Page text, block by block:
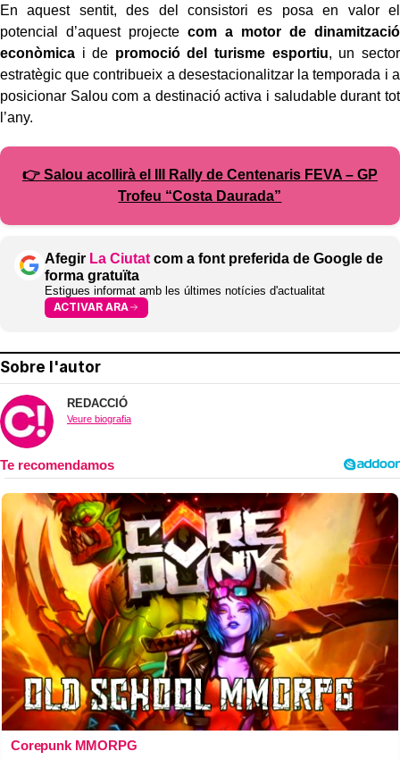
En aquest sentit, des del consistori es posa en valor el
potencial d’aquest projecte com a motor de dinamització
econòmica i de promoció del turisme esportiu, un sector
estratègic que contribueix a desestacionalitzar la temporada i a
posicionar Salou com a destinació activa i saludable durant tot
l’any.
👉 Salou acollirà el III Rally de Centenaris FEVA – GP
Trofeu “Costa Daurada”
Afegir La Ciutat com a font preferida de Google de
forma gratuïta
Estigues informat amb les últimes notícies d'actualitat
ACTIVAR ARA
Sobre l'autor
REDACCIÓ
Veure biografia
Corepunk MMORPG